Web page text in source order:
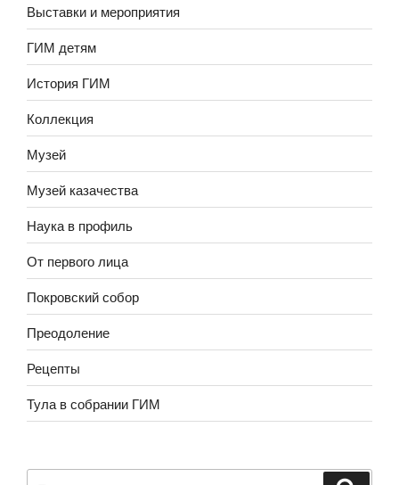
Выставки и мероприятия
ГИМ детям
История ГИМ
Коллекция
Музей
Музей казачества
Наука в профиль
От первого лица
Покровский собор
Преодоление
Рецепты
Тула в собрании ГИМ